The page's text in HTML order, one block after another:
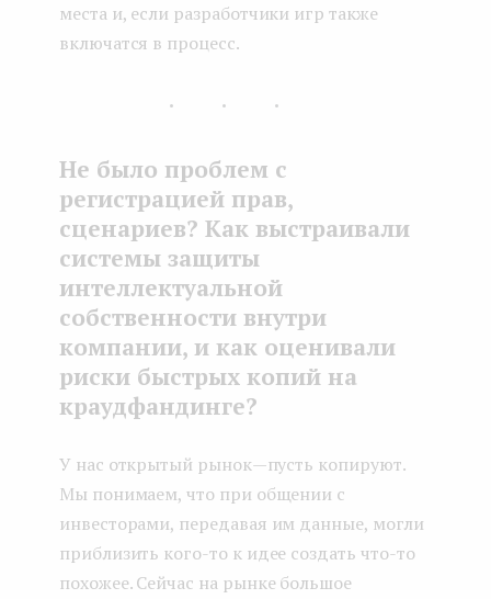
места и, если разработчики игр также
включатся в процесс.
...
Не было проблем с
регистрацией прав,
сценариев? Как выстраивали
системы защиты
интеллектуальной
собственности внутри
компании, и как оценивали
риски быстрых копий на
краудфандинге?
У нас открытый рынок — пусть копируют.
Мы понимаем, что при общении с
инвесторами, передавая им данные, могли
приблизить кого-то к идее создать что-то
похожее. Сейчас на рынке большое